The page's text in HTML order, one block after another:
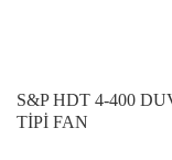
S&P HDT 4-400
TİPİ FAN